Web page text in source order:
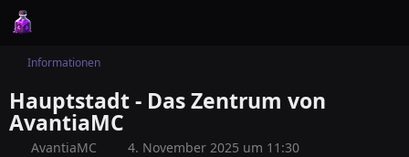
Informationen
Hauptstadt - Das Zentrum von
AvantiaMC
AvantiaMC
4. November 2025 um 11:30